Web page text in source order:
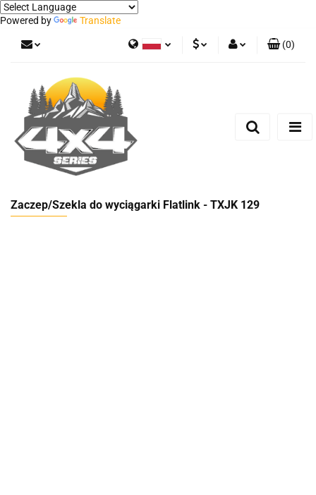
Powered by Translate
German
(0)
Zaczep/Szekla do wyciągarki Flatlink - TXJK 129